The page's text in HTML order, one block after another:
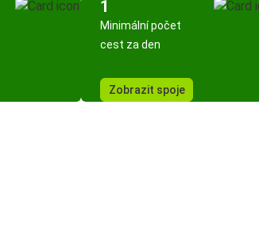
1
Minimální počet
cest za den
Zobrazit spoje